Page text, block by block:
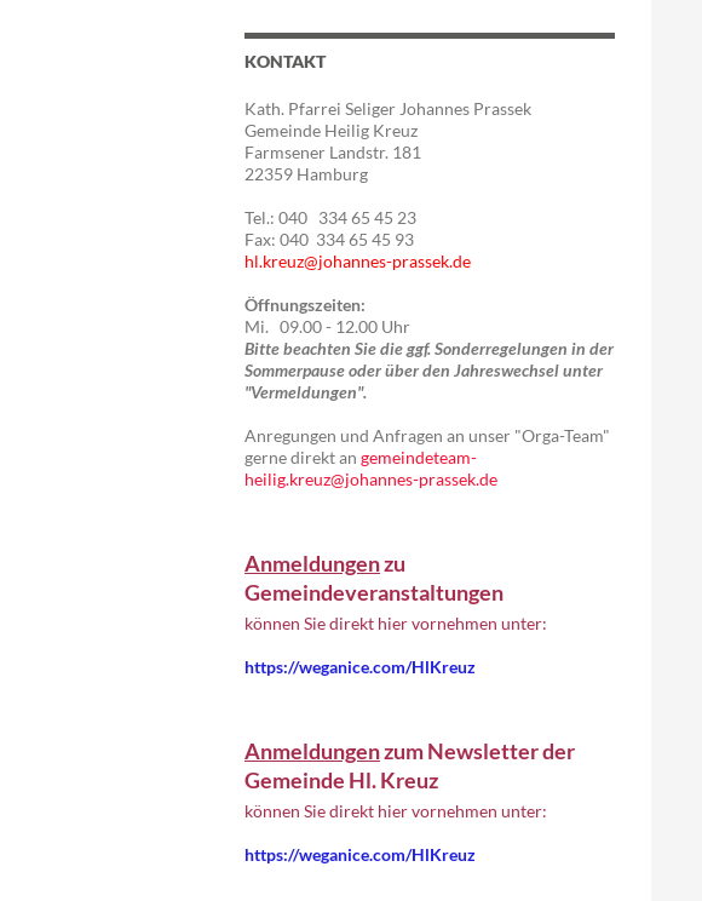
KONTAKT
Kath. Pfarrei Seliger Johannes Prassek
Gemeinde Heilig Kreuz
Farmsener Landstr. 181
22359 Hamburg
Tel.: 040 334 65 45 23
Fax: 040 334 65 45 93
hl.kreuz@johannes-prassek.de
Öffnungszeiten:
Mi. 09.00 - 12.00 Uhr
Bitte beachten Sie die ggf. Sonderregelungen in der
Sommerpause oder über den Jahreswechsel unter
"Vermeldungen".
Anregungen und Anfragen an unser "Orga-Team"
gerne direkt an gemeindeteam-
heilig.kreuz@johannes-prassek.de
Anmeldungenzu
Gemeindeveranstaltungen
können Sie direkt hier vornehmen unter:
https://weganice.com/HlKreuz
Anmeldungenzum Newsletter der
Gemeinde Hl. Kreuz
können Sie direkt hier vornehmen unter:
https://weganice.com/HlKreuz